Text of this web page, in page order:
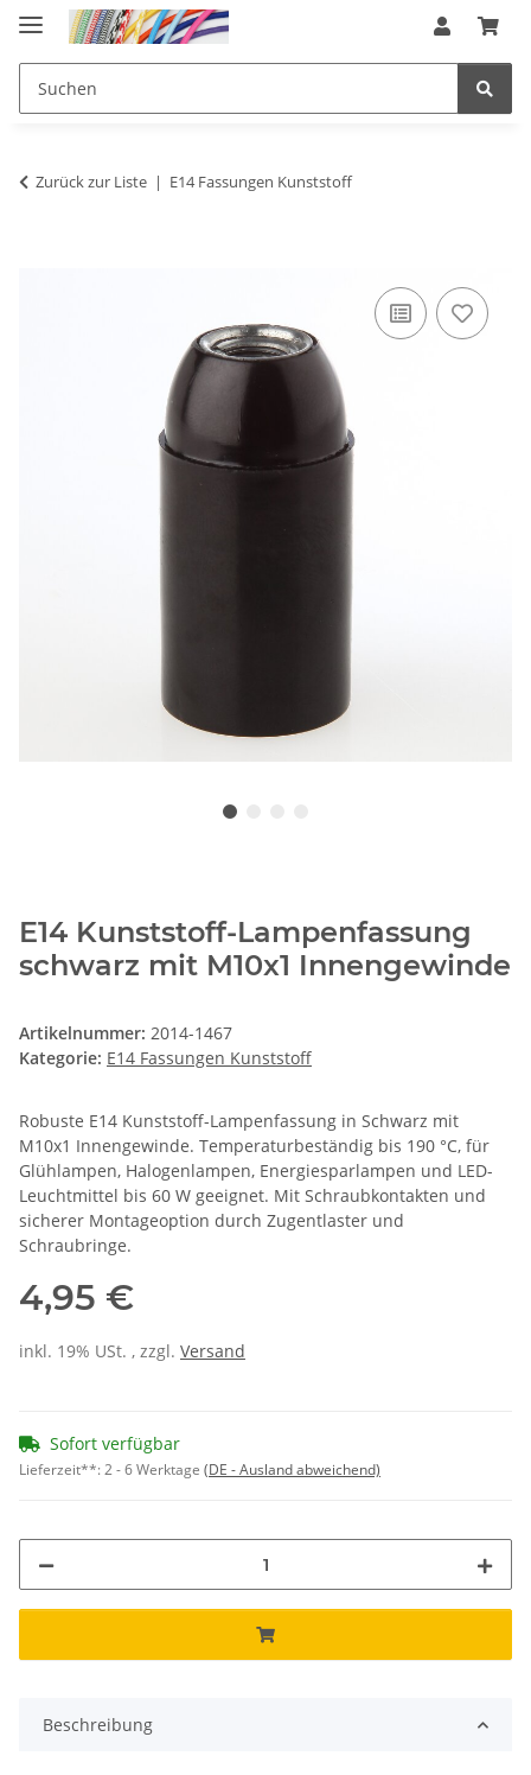
Zurück zur Liste E14 Fassungen Kunststoff
E14 Kunststoff-Lampenfassung
schwarz mit M10x1 Innengewinde
Artikelnummer: 2014-1467
Kategorie: E14 Fassungen Kunststoff
Robuste E14 Kunststoff-Lampenfassung in Schwarz mit
M10x1 Innengewinde. Temperaturbeständig bis 190 °C, für
Glühlampen, Halogenlampen, Energiesparlampen und LED-
Leuchtmittel bis 60 W geeignet. Mit Schraubkontakten und
sicherer Montageoption durch Zugentlaster und
Schraubringe.
4,95 €
inkl. 19% USt. , zzgl. Versand
Sofort verfügbar
Lieferzeit**:2 - 6 Werktage (DE - Ausland abweichend)
Beschreibung